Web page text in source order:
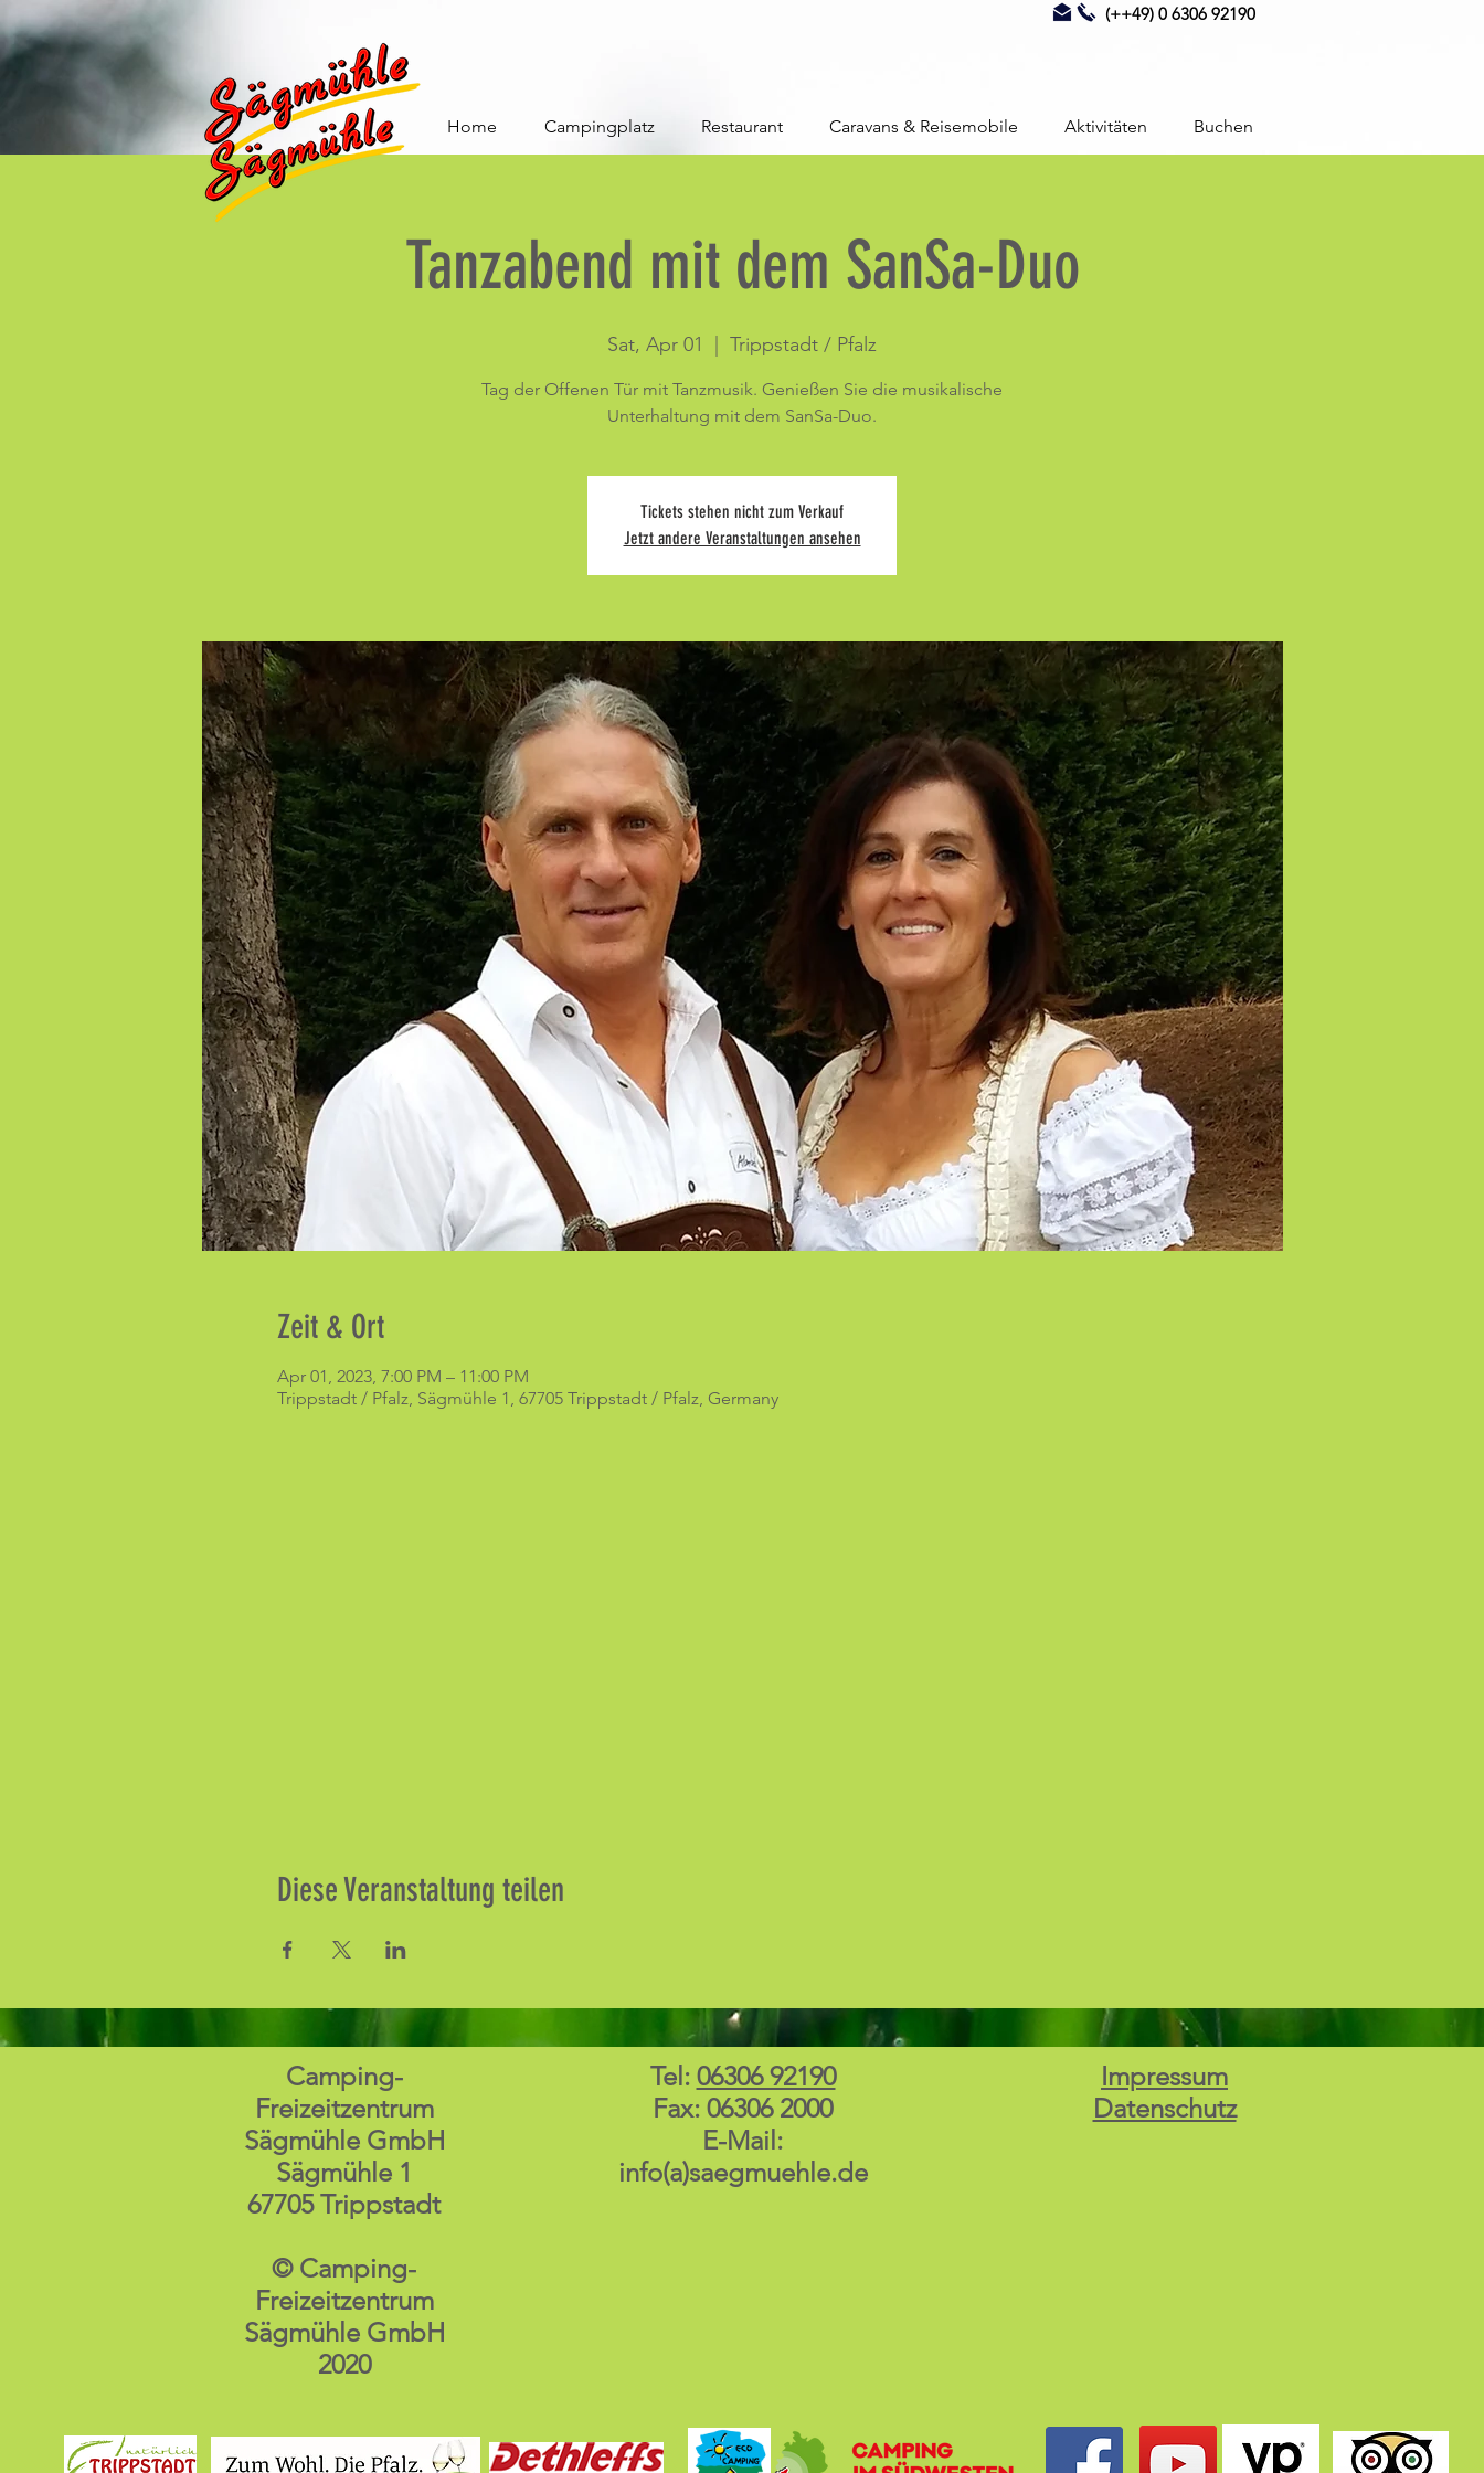
(++49) 0 6306 92190
Home Campingplatz Restaurant Caravans & Reisemobile Aktivitäten Buchen
Tanzabend mit dem SanSa-Duo
Sat, Apr 01 Trippstadt / Pfalz
Tag der Offenen Tür mit Tanzmusik. Genießen Sie die musikalische
Unterhaltung mit dem SanSa-Duo.
Tickets stehen nicht zum Verkauf
Jetzt andere Veranstaltungen ansehen
Zeit & Ort
Apr 01, 2023, 7:00 PM – 11:00 PM
Trippstadt / Pfalz, Sägmühle 1, 67705 Trippstadt / Pfalz, Germany
Diese Veranstaltung teilen
Camping-
Freizeitzentrum
Sägmühle GmbH
Sägmühle 1
67705 Trippstadt
© Camping-
Freizeitzentrum
Sägmühle GmbH
2020
Tel: 06306 92190
Fax: 06306 2000
E-Mail:
info(a)saegmuehle.de
Impressum
Datenschutz